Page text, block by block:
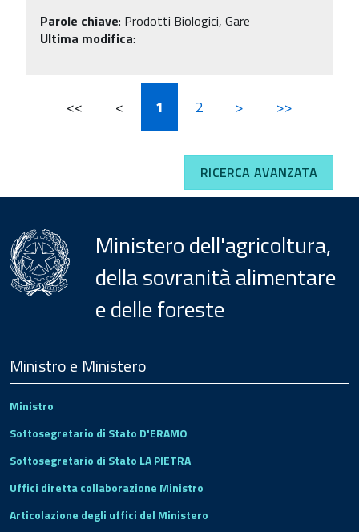
Parole chiave: Prodotti Biologici, Gare
Ultima modifica:
<< < 1 2 > >>
RICERCA AVANZATA
Ministero dell'agricoltura,
della sovranità alimentare
e delle foreste
Footer
Ministro e Ministero
Ministro
Sottosegretario di Stato D'ERAMO
Sottosegretario di Stato LA PIETRA
Uffici diretta collaborazione Ministro
Articolazione degli uffici del Ministero